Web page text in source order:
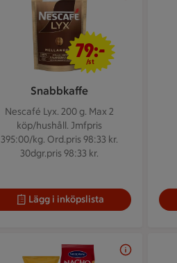
Snabbkaffe
Nescafé Lyx. 200 g. Max 2
köp/hushåll. Jmfpris
395:00/kg. Ord.pris 98:33 kr.
30dgr.pris 98:33 kr.
79 kr/st
79:-
/st
Lägg i inköpslista